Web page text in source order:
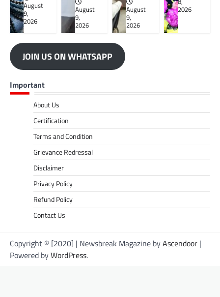
August
9,
2026
August
9,
2026
August
9,
2026
2026
JOIN US ON WHATSAPP
Important
About Us
Certification
Terms and Condition
Grievance Redressal
Disclaimer
Privacy Policy
Refund Policy
Contact Us
Copyright © [2020] | Newsbreak Magazine byAscendoor |
Powered byWordPress.